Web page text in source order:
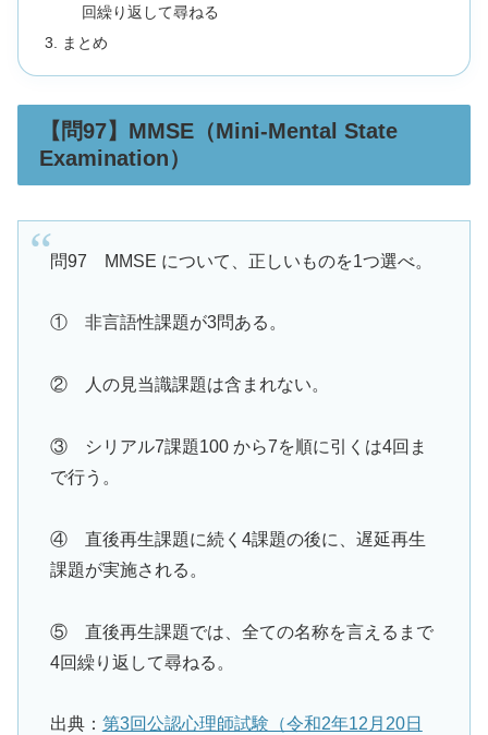
回繰り返して尋ねる
まとめ
【問97】MMSE（Mini-Mental State
Examination）
問97 MMSE について、正しいものを1つ選べ。
① 非言語性課題が3問ある。
② 人の見当識課題は含まれない。
③ シリアル7課題100 から7を順に引くは4回ま
で行う。
④ 直後再生課題に続く4課題の後に、遅延再生
課題が実施される。
⑤ 直後再生課題では、全ての名称を言えるまで
4回繰り返して尋ねる。
出典： 第3回公認心理師試験（令和2年12月20日